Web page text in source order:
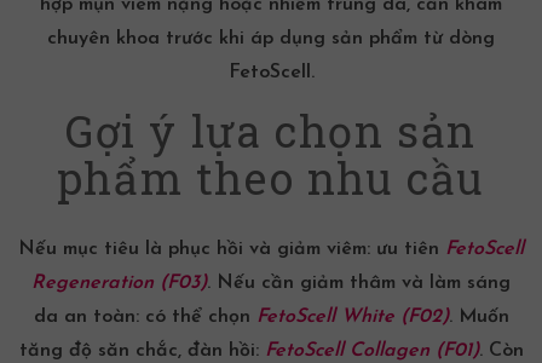
hợp mụn viêm nặng hoặc nhiễm trùng da, cần khám
chuyên khoa trước khi áp dụng sản phẩm từ dòng
FetoScell.
Gợi ý lựa chọn sản
phẩm theo nhu cầu
Nếu mục tiêu là phục hồi và giảm viêm: ưu tiên FetoScell
Regeneration (F03). Nếu cần giảm thâm và làm sáng
da an toàn: có thể chọn FetoScell White (F02). Muốn
tăng độ săn chắc, đàn hồi: FetoScell Collagen (F01). Còn